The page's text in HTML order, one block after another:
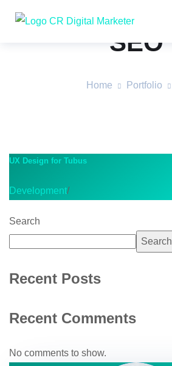
SEO
Home Portfolio
UX Design for Tubus
Development/
Search
Search
Recent Posts
Recent Comments
No comments to show.